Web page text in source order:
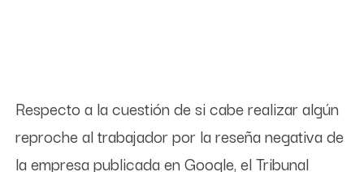
Respecto a la cuestión de si cabe realizar algún
reproche al trabajador por la reseña negativa de
la empresa publicada en Google, el Tribunal